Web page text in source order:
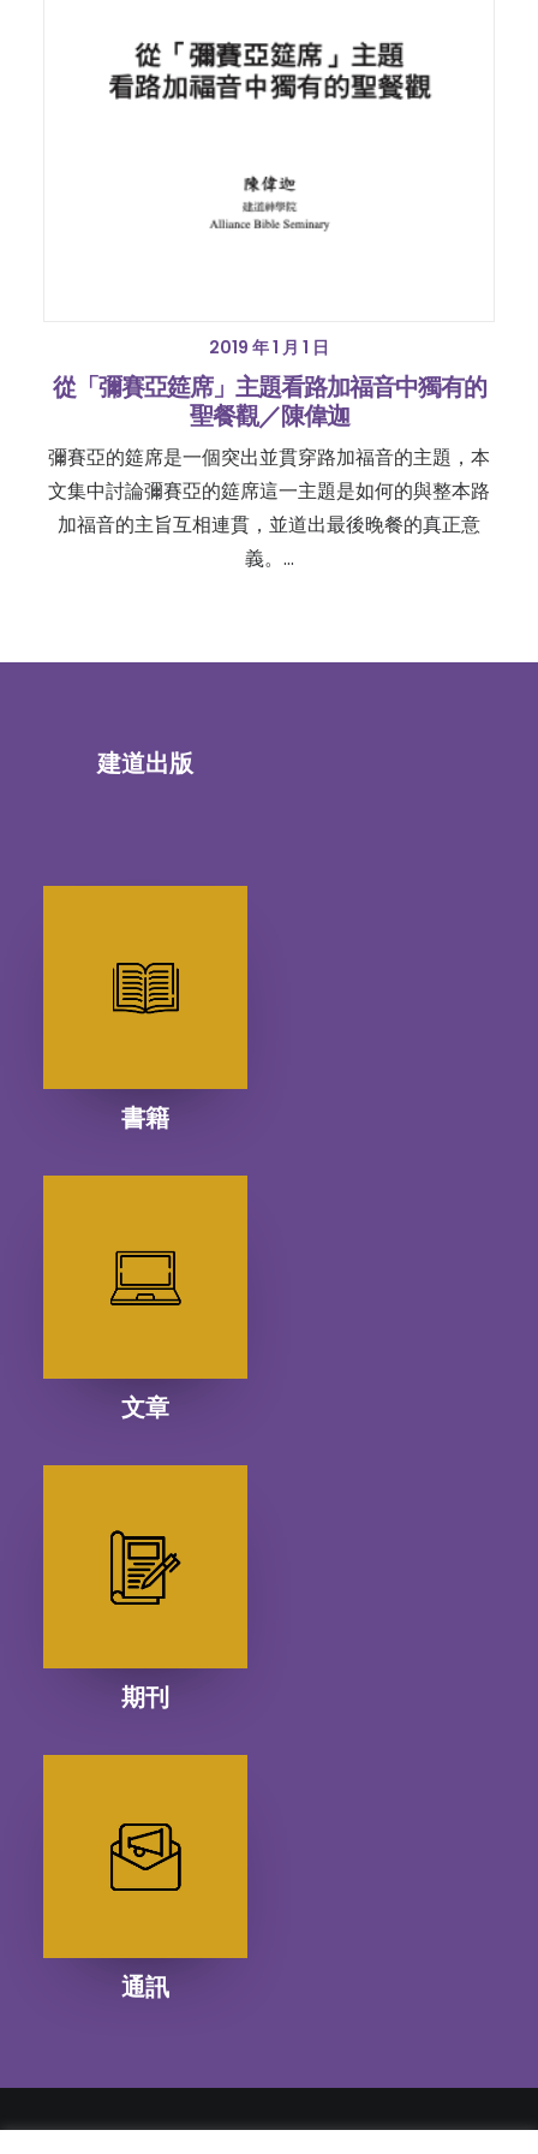
2019 年 1 月 1 日
從「彌賽亞筵席」主題看路加福音中獨有的
聖餐觀／陳偉迦
彌賽亞的筵席是一個突出並貫穿路加福音的主題，本
文集中討論彌賽亞的筵席這一主題是如何的與整本路
加福音的主旨互相連貫，並道出最後晚餐的真正意
義。…
建道出版
書籍
文章
期刊
通訊